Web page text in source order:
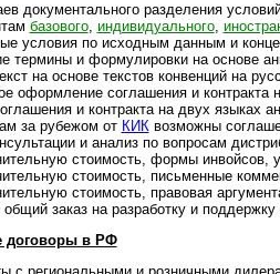
документального разделения
базового, индивидуального,
условия по исходным данным и
термины и формулировки на основе
на основе текстов кон­вен­ций на
оформление соглашения и контракта
и контракта на двух языках
за рубежом от КИКвозможны
и анализ по вопросам
стоимость, формы инвойсов,
стоимость, письменные
стоимость, правовая
заказ на разработку и
договоры в РФ